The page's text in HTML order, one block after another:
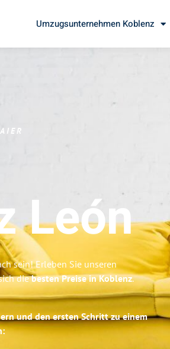
Umzugsunternehmen Koblenz
León
sein! Erleben Sie unseren
diebesten Preise in Koblenz.
und den ersten Schritt zu einem